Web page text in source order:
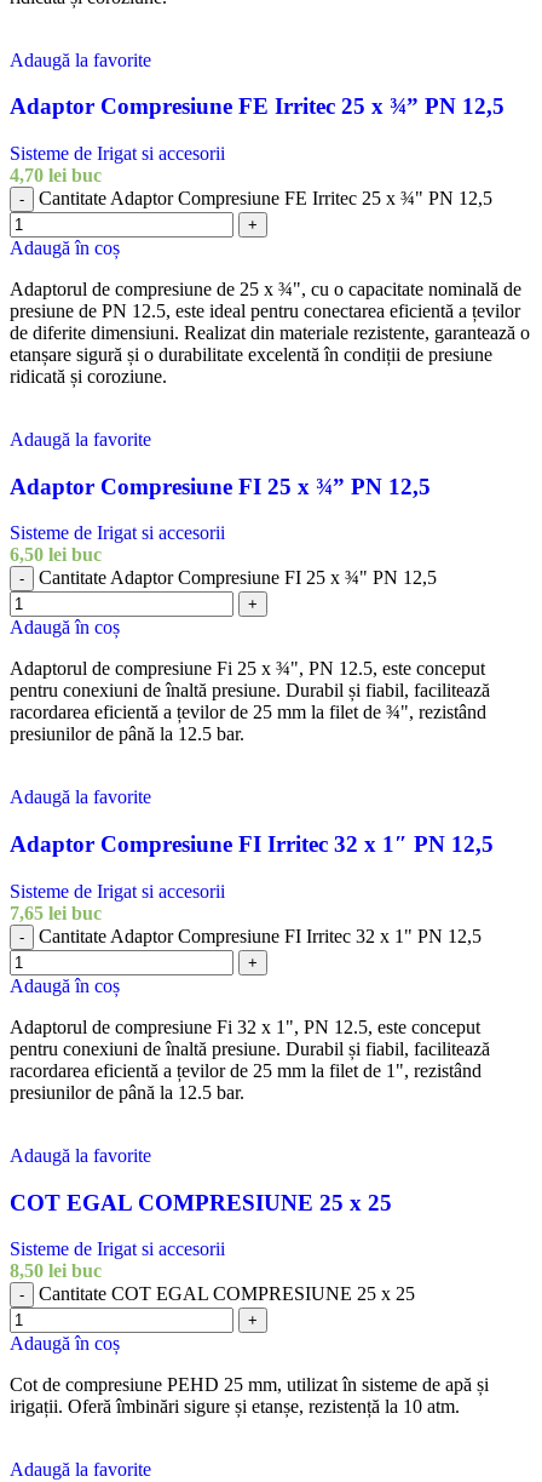
Adaugă la favorite
Adaptor Compresiune FE Irritec 25 x ¾” PN 12,5
Sisteme de Irigat si accesorii
4,70 lei buc
- Cantitate Adaptor Compresiune FE Irritec 25 x ¾" PN 12,5
+
Adaugă în coș
Adaptorul de compresiune de 25 x ¾", cu o capacitate nominală de
presiune de PN 12.5, este ideal pentru conectarea eficientă a țevilor
de diferite dimensiuni. Realizat din materiale rezistente, garantează o
etanșare sigură și o durabilitate excelentă în condiții de presiune
ridicată și coroziune.
Adaugă la favorite
Adaptor Compresiune FI 25 x ¾” PN 12,5
Sisteme de Irigat si accesorii
6,50 lei buc
- Cantitate Adaptor Compresiune FI 25 x ¾" PN 12,5
+
Adaugă în coș
Adaptorul de compresiune Fi 25 x ¾", PN 12.5, este conceput
pentru conexiuni de înaltă presiune. Durabil și fiabil, facilitează
racordarea eficientă a țevilor de 25 mm la filet de ¾", rezistând
presiunilor de până la 12.5 bar.
Adaugă la favorite
Adaptor Compresiune FI Irritec 32 x 1″ PN 12,5
Sisteme de Irigat si accesorii
7,65 lei buc
- Cantitate Adaptor Compresiune FI Irritec 32 x 1" PN 12,5
+
Adaugă în coș
Adaptorul de compresiune Fi 32 x 1", PN 12.5, este conceput
pentru conexiuni de înaltă presiune. Durabil și fiabil, facilitează
racordarea eficientă a țevilor de 25 mm la filet de 1", rezistând
presiunilor de până la 12.5 bar.
Adaugă la favorite
COT EGAL COMPRESIUNE 25 x 25
Sisteme de Irigat si accesorii
8,50 lei buc
- Cantitate COT EGAL COMPRESIUNE 25 x 25
+
Adaugă în coș
Cot de compresiune PEHD 25 mm, utilizat în sisteme de apă și
irigații. Oferă îmbinări sigure și etanșe, rezistență la 10 atm.
Adaugă la favorite